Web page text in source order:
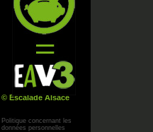
© Escalade Alsace
Politique concernant les
données personnelles